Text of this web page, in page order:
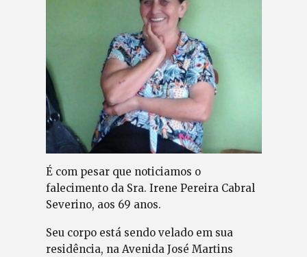
É com pesar que noticiamos o
falecimento da Sra. Irene Pereira Cabral
Severino, aos 69 anos.
Seu corpo está sendo velado em sua
residência, na Avenida José Martins